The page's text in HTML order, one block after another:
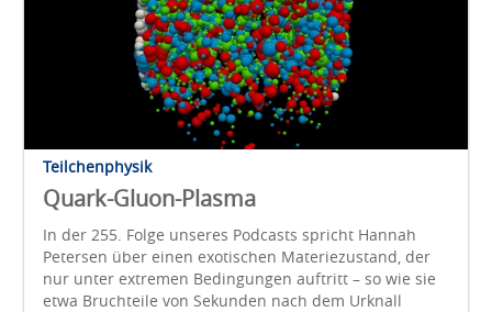
Teilchenphysik
Quark-Gluon-Plasma
In der 255. Folge unseres Podcasts spricht Hannah
Petersen über einen exotischen Materiezustand, der
nur unter extremen Bedingungen auftritt – so wie sie
etwa Bruchteile von Sekunden nach dem Urknall